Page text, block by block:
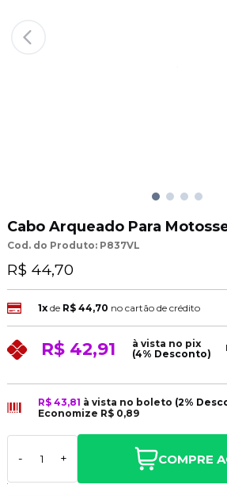
Cabo Arqueado Para
Cod. do Produto: P837VL
R$ 44,70
1xde R$ 44,70 no cartão de crédito
R$ 42,91
à vista no pix
(4% Desconto)
R$ 43,81 à vista no boleto (2%
Economize R$ 0,89
- + COMPRE